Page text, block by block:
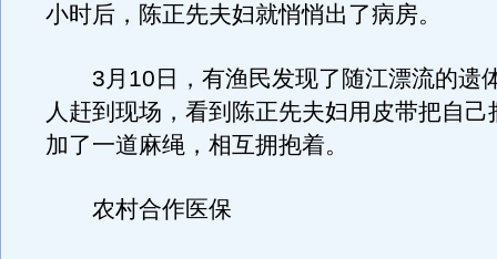
小时后，陈正先夫妇就悄悄出了病房。
3月10日，有渔民发现了随江漂流的遗
人赶到现场，看到陈正先夫妇用皮带把自己
加了一道麻绳，相互拥抱着。
农村合作医保